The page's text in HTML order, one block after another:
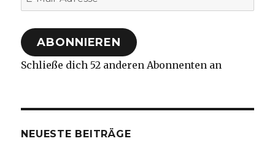
Mail-
Adresse
ABONNIEREN
Schließe dich 52 anderen Abonnenten an
NEUESTE BEITRÄGE